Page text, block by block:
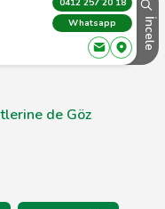
0412 257 20 18
Whatsapp
İncele
de Göz